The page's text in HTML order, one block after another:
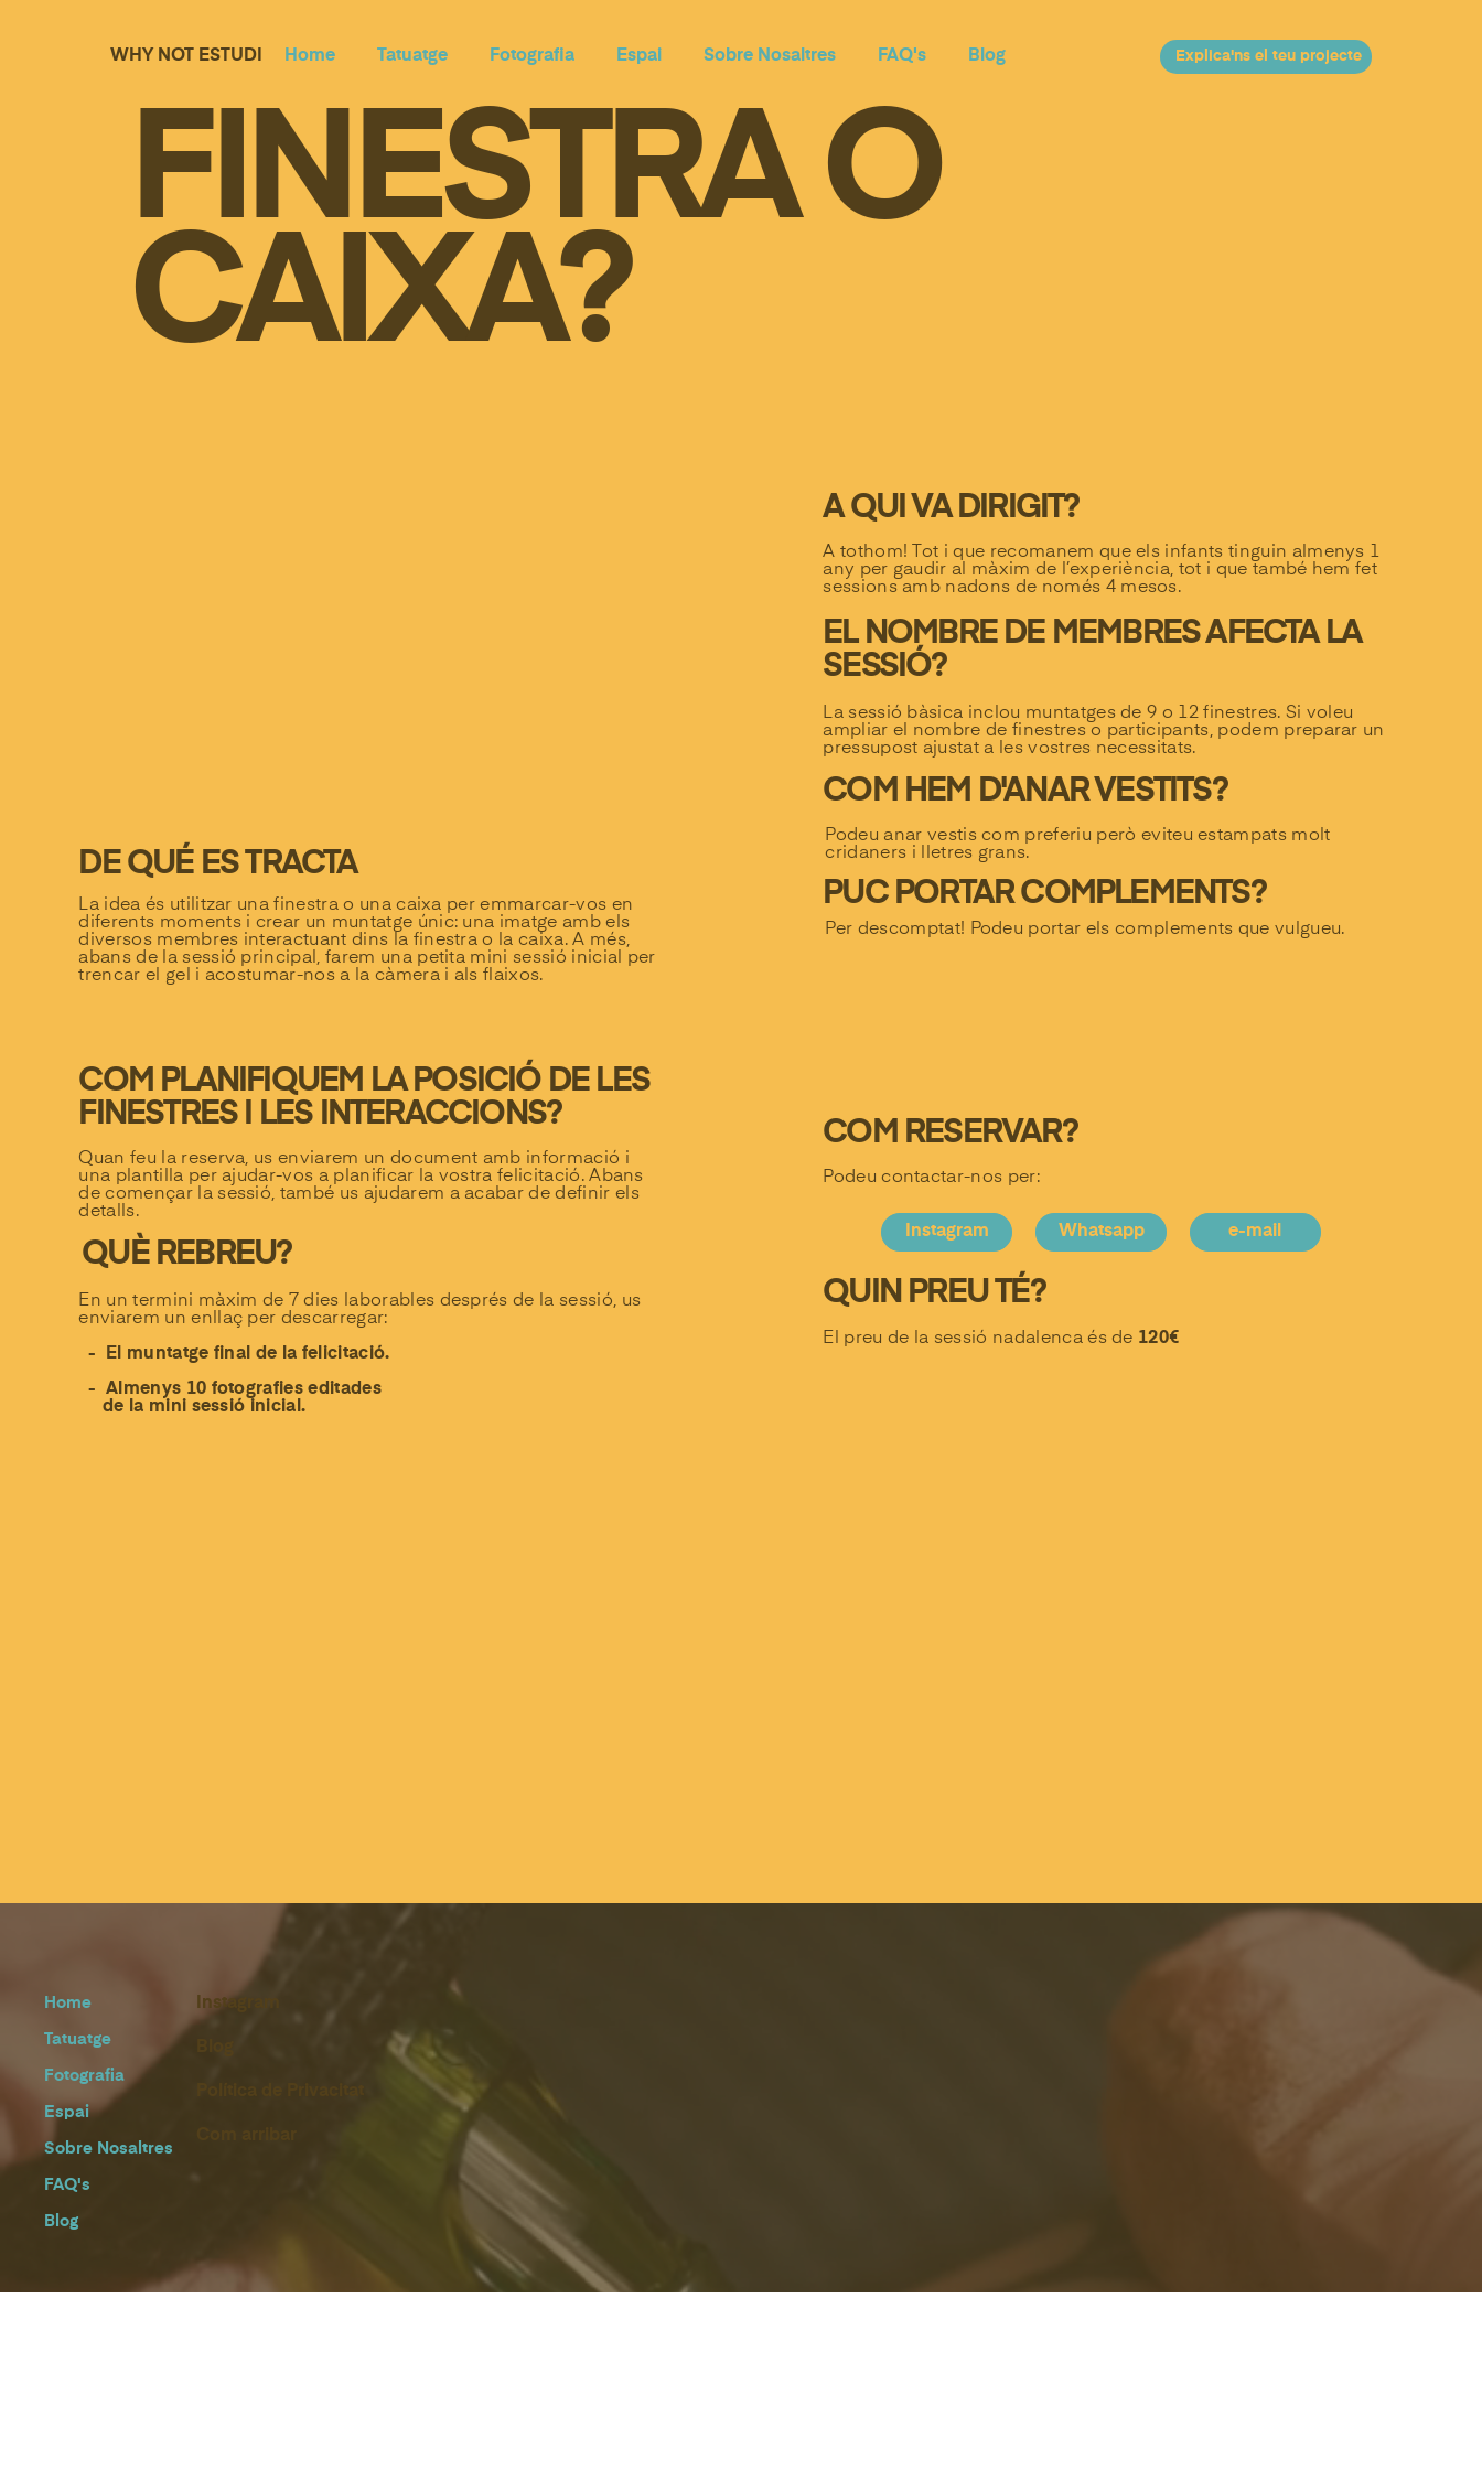
WHY NOT ESTUDI Home Tatuatge Fotografia Espai Sobre Nosaltres FAQ's Blog Explica'ns el teu projecte
FINESTRA O
CAIXA?
DE QUÉ ES TRACTA
La idea és utilitzar una finestra o una caixa per emmarcar-vos en
diferents moments i crear un muntatge únic: una imatge amb els
diversos membres interactuant dins la finestra o la caixa. A més,
abans de la sessió principal, farem una petita mini sessió inicial per
trencar el gel i acostumar-nos a la càmera i als flaixos.
COM PLANIFIQUEM LA POSICIÓ DE LES
FINESTRES I LES INTERACCIONS?
Quan feu la reserva, us enviarem un document amb informació i
una plantilla per ajudar-vos a planificar la vostra felicitació. Abans
de començar la sessió, també us ajudarem a acabar de definir els
detalls.
QUÈ REBREU?
En un termini màxim de 7 dies laborables després de la sessió, us
enviarem un enllaç per descarregar:
- El muntatge final de la felicitació.
- Almenys 10 fotografies editades
de la mini sessió inicial.
A QUI VA DIRIGIT?
A tothom! Tot i que recomanem que els infants tinguin almenys 1
any per gaudir al màxim de l’experiència, tot i que també hem fet
sessions amb nadons de només 4 mesos.
EL NOMBRE DE MEMBRES AFECTA LA
SESSIÓ?
La sessió bàsica inclou muntatges de 9 o 12 finestres. Si voleu
ampliar el nombre de finestres o participants, podem preparar un
pressupost ajustat a les vostres necessitats.
COM HEM D'ANAR VESTITS?
Podeu anar vestis com preferiu però eviteu estampats molt
cridaners i lletres grans.
PUC PORTAR COMPLEMENTS?
Per descomptat! Podeu portar els complements que vulgueu.
COM RESERVAR?
Podeu contactar-nos per:
Instagram Whatsapp e-mail
QUIN PREU TÉ?
El preu de la sessió nadalenca és de 120€
Home
Tatuatge
Fotografia
Espai
Sobre Nosaltres
FAQ's
Blog
Instagram